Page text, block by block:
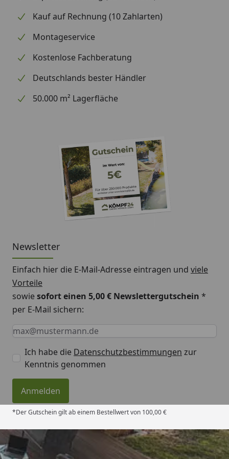
nach der Herstellung der Stahlbasis in einem 4-
stufigen Verfahren eingebrannt und veredelt. Das
Bei der Verarbeitung wird weitestgehend auf
Kleinteile aus Kunststoff verzichtet. So ist z.B. die
gewährleistet.
Premiumgerätehaus wird als Bausatz ohne Boden
Premium-Gerätehaus mit Pultdach und
integrierter Schiebetür
Innenliegende Kastenprofile (statt L-Profile):
stabiler und sicherer, da keine Schraubenspitzen in
Komplett aus feuerverzinktem Stahl: Langfristiger
Schutz gegen Korrosion und Kratzer
Mit mehrschichtiger Einbrennlackierung: weit
mehr als nur „Farbe auf Stahl“
Überlegene Stabilität dank speziellem
Hochwertige verbaute Elemente, wie Türgriffe aus
pulverbeschichtetem Metall und gestanzte
Lüftungsschlitze ohne zusätzlichen
Blechstärke: 0,3 mm
Sockelmaße
171 x 113 cm (Modell S64)
Kauf auf Rechnung (10 Zahlarten)
Montageservice
Kostenlose Fachberatung
Deutschlands bester Händler
50.000 m² Lagerfläche
Newsletter
Einfach hier die E-Mail-Adresse eintragen und viele
Vorteile
sowiesofort einen 5,00 € Newslettergutschein *
per E-Mail sichern:
Keine Eingabe erforderlich
Eingabe erforderlich
E-Mail *
Ich habe die Datenschutzbestimmungen zur
Kenntnis genommen
Anmelden
*Der Gutschein gilt ab einem Bestellwert von 100,00 €